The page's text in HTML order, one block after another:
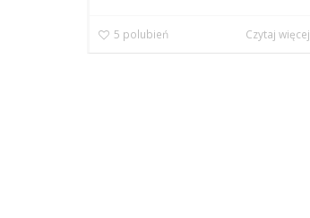
5 polubień Czytaj więcej